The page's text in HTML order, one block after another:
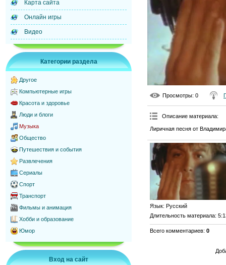
Карта сайта
Онлайн игры
Видео
Категории раздела
Другое
Компьютерные игры
Красота и здоровье
Люди и блоги
Музыка
Общество
Путешествия и события
Развлечения
Сериалы
Спорт
Транспорт
Фильмы и анимация
Хобби и образование
Юмор
Вход на сайт
Просмотры: 0
Описание материала:
Лиричная песня от
Язык: Русский
Длительность материала:
Всего комментариев: 0